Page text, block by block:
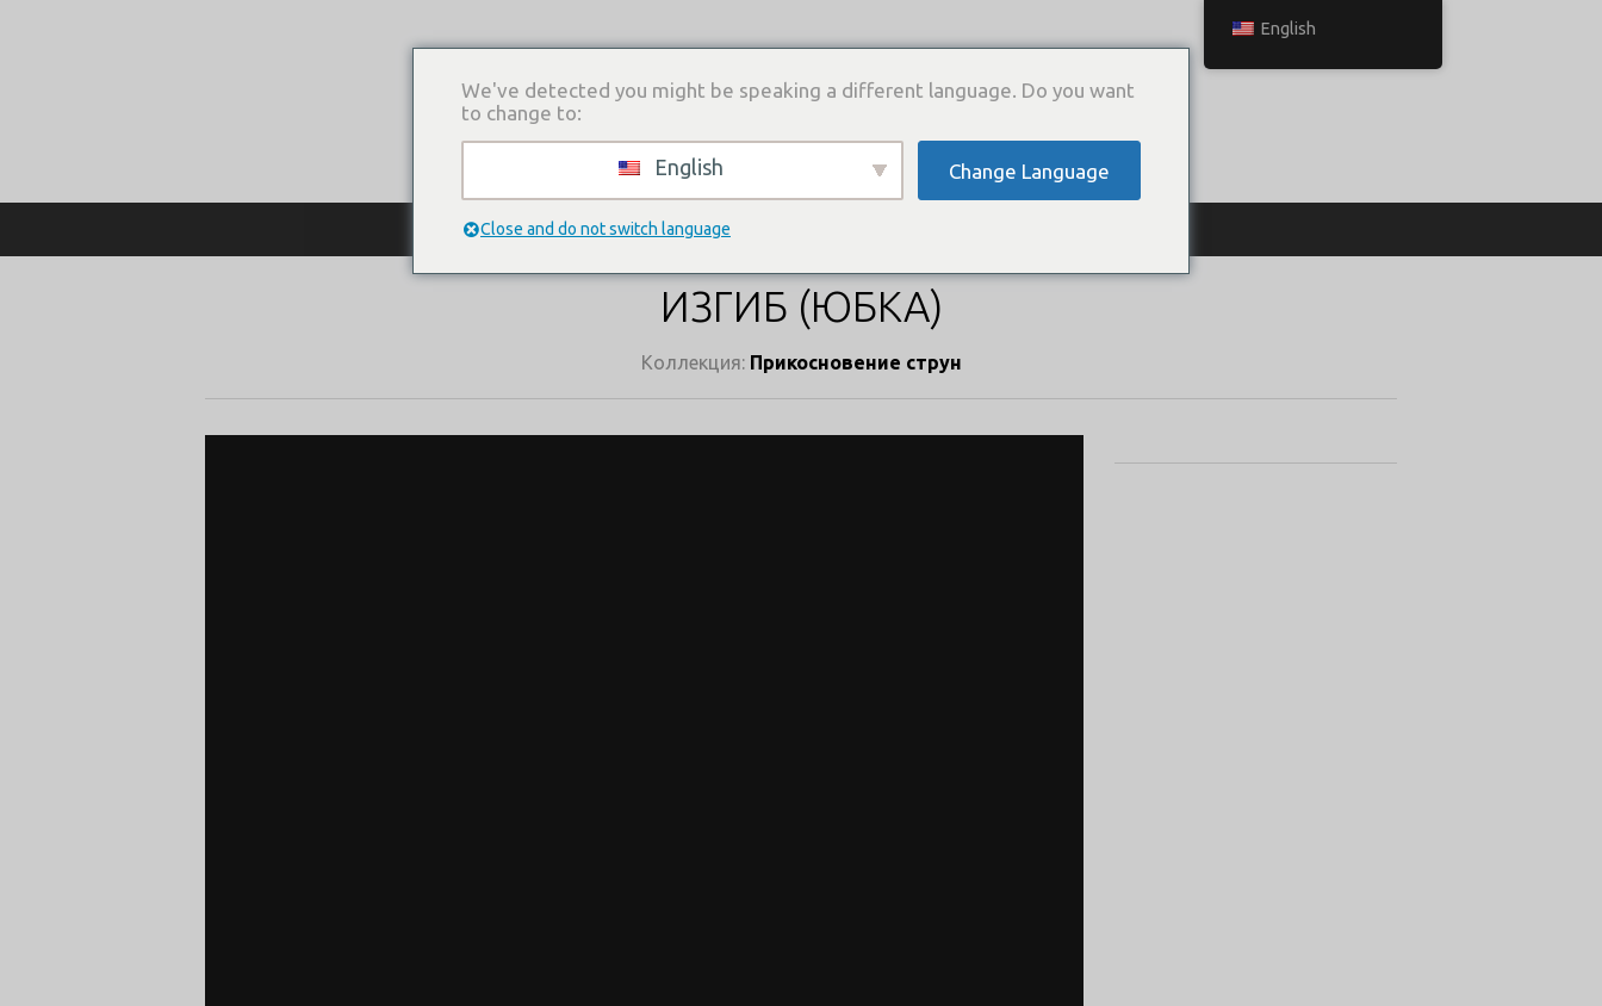
КАТАЛОГ ПЛАТЬЕВ ГДЕ КУПИТЬ СВЯЗАТЬСЯ С НАМИ
КАТАЛОГ ПЛАТЬЕВ
ИЗГИБ (ЮБКА)
Коллекция: Прикосновение струн
English
We've detected you might be speaking a different language. Do you want
to change to:
English Change Language
Close and do not switch language